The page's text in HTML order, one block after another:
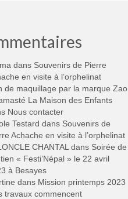
dans Souvenirs de Pierre
en visite à l’orphelinat
de maquillage par la marque Zao
La Maison des Enfants
Nous contacter
Testard dans Souvenirs de
Achache en visite à l’orphelinat
CHANTAL dans Soirée de
« Festi’Népal » le 22 avril
à Besayes
dans Mission printemps 2023
travaux commencent